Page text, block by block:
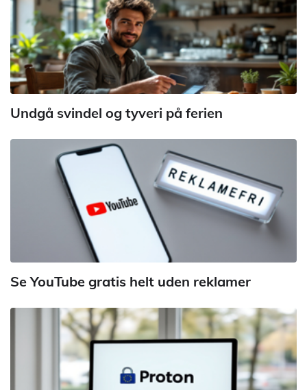
Undgå svindel og tyveri på ferien
Se YouTube gratis helt uden reklamer